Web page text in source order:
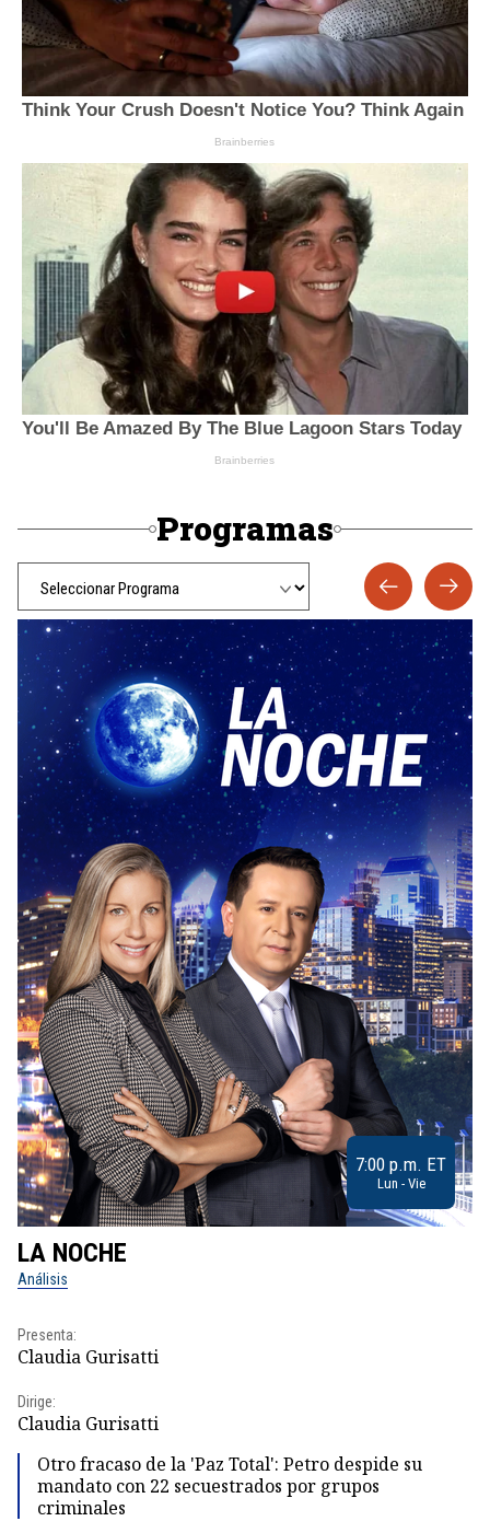
Programas
7:00 p.m. ET
Lun - Vie
LA NOCHE
Análisis
Presenta:
Claudia Gurisatti
Dirige:
Claudia Gurisatti
Otro fracaso de la 'Paz Total': Petro despide su
mandato con 22 secuestrados por grupos
criminales